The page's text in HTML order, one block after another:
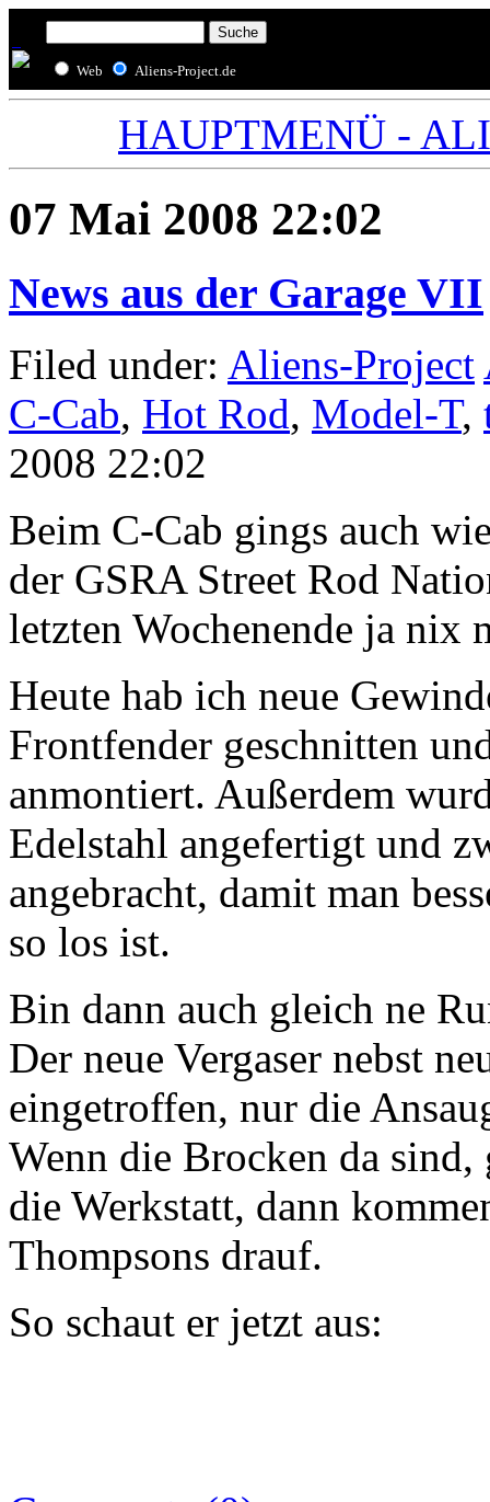
Web Aliens-Project.de
HAUPTMENÜ -
07 Mai 2008 22:02
News aus der Garage VII
Filed under: Aliens-Project
C-Cab, Hot Rod, Model-T,
2008 22:02
Beim C-Cab gings auch
der GSRA Street Rod
letzten Wochenende ja nix
Heute hab ich neue
Frontfender geschnitten
anmontiert. Außerdem
Edelstahl angefertigt und
angebracht, damit man
so los ist.
Bin dann auch gleich ne
Der neue Vergaser nebst
eingetroffen, nur die
Wenn die Brocken da
die Werkstatt, dann
Thompsons drauf.
So schaut er jetzt aus: